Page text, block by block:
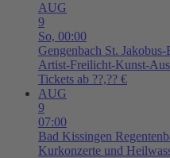
AUG
9
So, 00:00
Gengenbach St.
Artist-Freilicht-Kunst-
Tickets ab ??,?? €
AUG
9
07:00
Bad Kissingen
Kurkonzerte und